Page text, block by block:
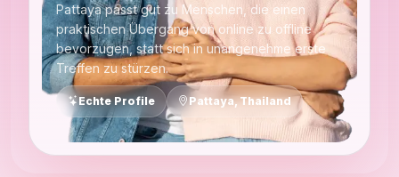
Pattaya passt gut zu Menschen, die einen
praktischen Übergang von online zu offline
bevorzugen, statt sich in unangenehme erste
Treffen zu stürzen.
Echte Profile Pattaya, Thailand